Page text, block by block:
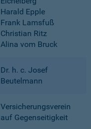
Harald Epple
Frank Lamsfuß
Christian Ritz
Alina vom Bruck
Dr. h. c. Josef
Beutelmann
Versicherungsverein
auf Gegenseitigkeit